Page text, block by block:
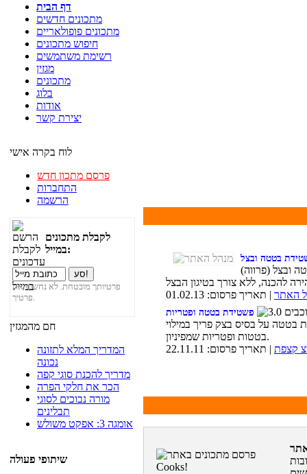
דף הבית
מתכונים חדשים
מתכונים פופולאריים
חיפוש מתכונים
רשימת משתמשים
מגזין
מתכונים
בלוג
אודות
יצירת קשר
לוח בקרה אישי
פרסם מתכון חדש
התחברות
הרשמה
לקבלת מתכונים
במייל:
פרטיותך מובטחת. לא נחשוף את
פרטיך.
חם מהמגזין
המדריך המלא לתזונה
נכונה
מדריך להכנת סוגי קפה
הכר את חלקי הפרה
מורה נבוכים לסוגי
תבלינים
אומגה 3: אפקט משולש
שיתופי פעולה
בטטה ובצל
ובצל (פרווה)
האתר | תאריך פרסום: 01.02.13
פשטידת בטטה ופטריות
בטטה על בסיס בצק פריך במילוי
בטטות ופטריות שמפיניון.
קצפת | תאריך פרסום: 22.11.11